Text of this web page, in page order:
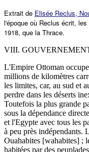
Extrait de Elisée Reclus,
l'époque où Reclus écrit,
1918, que la Thrace.
VIII.
L'Empire Ottoman
millions de kilomètres
les limites, car, au sud et
perdre dans les déserts
Toutefois la plus grande
sous la dépendance
et l'Egypte avec tous les
à peu près indépendants.
Ouahabites [wahabites] ;
habitées par des